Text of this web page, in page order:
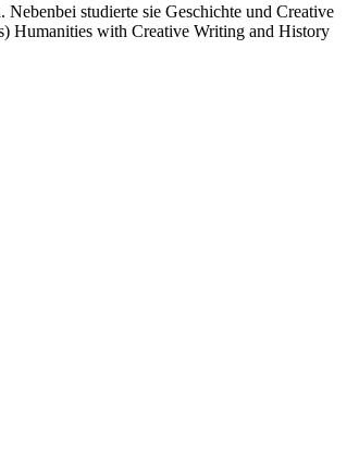
studierte sie Geschichte und Creative
Humanities with Creative Writing and History